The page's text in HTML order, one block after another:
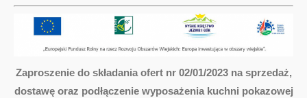
Zaproszenie do składania ofert nr 02/01/2023 na sprzedaż,
dostawę oraz podłączenie wyposażenia kuchni pokazowej